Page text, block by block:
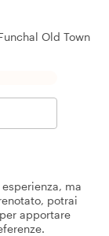
Old Town
ma
potrai
apportare